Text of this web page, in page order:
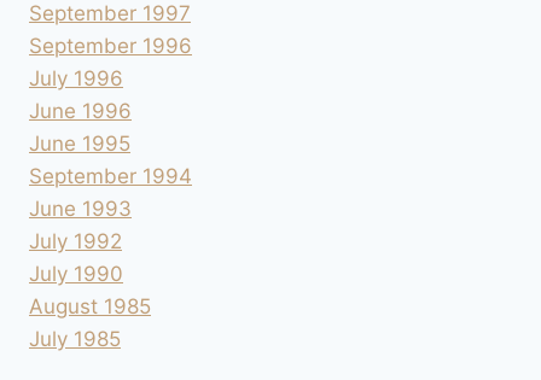
September 1997
September 1996
July 1996
June 1996
June 1995
September 1994
June 1993
July 1992
July 1990
August 1985
July 1985